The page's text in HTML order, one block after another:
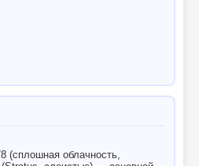
(сплошная облачность,